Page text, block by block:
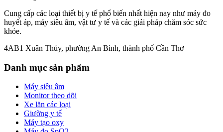
Cung cấp các loại thiết bị y tế phổ biến nhất hiện nay như máy đo
huyết áp, máy siêu âm, vật tư y tế và các giải pháp chăm sóc sức
khỏe.
4AB1 Xuân Thủy, phường An Bình, thành phố Cần Thơ
Danh mục sản phẩm
Máy siêu âm
Monitor theo dõi
Xe lăn các loại
Giường y tế
Máy tạo oxy